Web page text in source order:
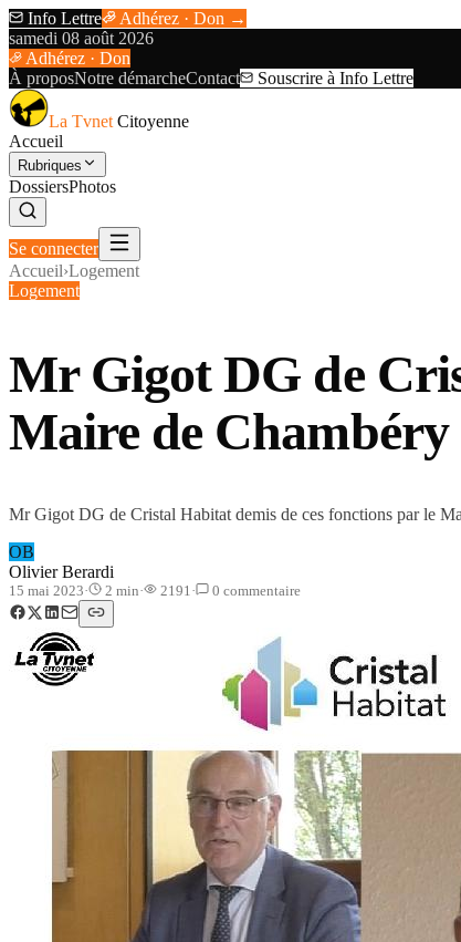
Info Lettre
Adhérez · Don →
samedi 08 août 2026
Adhérez · Don
À proposNotre démarcheContact Souscrire à Info Lettre
La Tvnet Citoyenne
Accueil
Rubriques
DossiersPhotos
Se connecter
Accueil›Logement
Logement
Mr Gigot DG de
Maire de Chambéry
Mr Gigot DG de Cristal Habitat demis de ces fonctions par le
OB
Olivier Berardi
15 mai 2023· 2 min· 2191 · 0 commentaire